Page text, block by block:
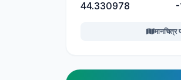
44.330978
मानचित्र